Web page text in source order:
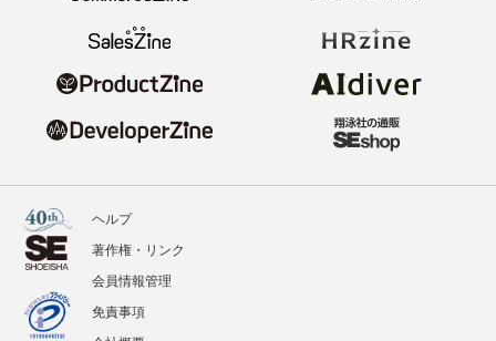
ヘルプ
著作権・リンク
会員情報管理
免責事項